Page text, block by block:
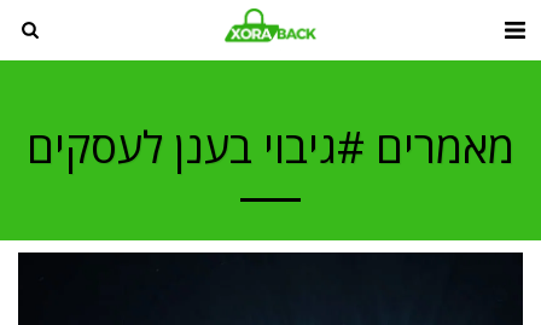
מאמרים #גיבוי בענן לעסקים